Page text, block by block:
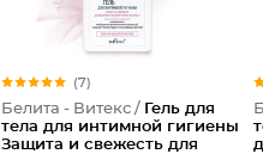
(7)
Белита - Витекс / Гель для
тела для интимной гигиены
Защита и свежесть для